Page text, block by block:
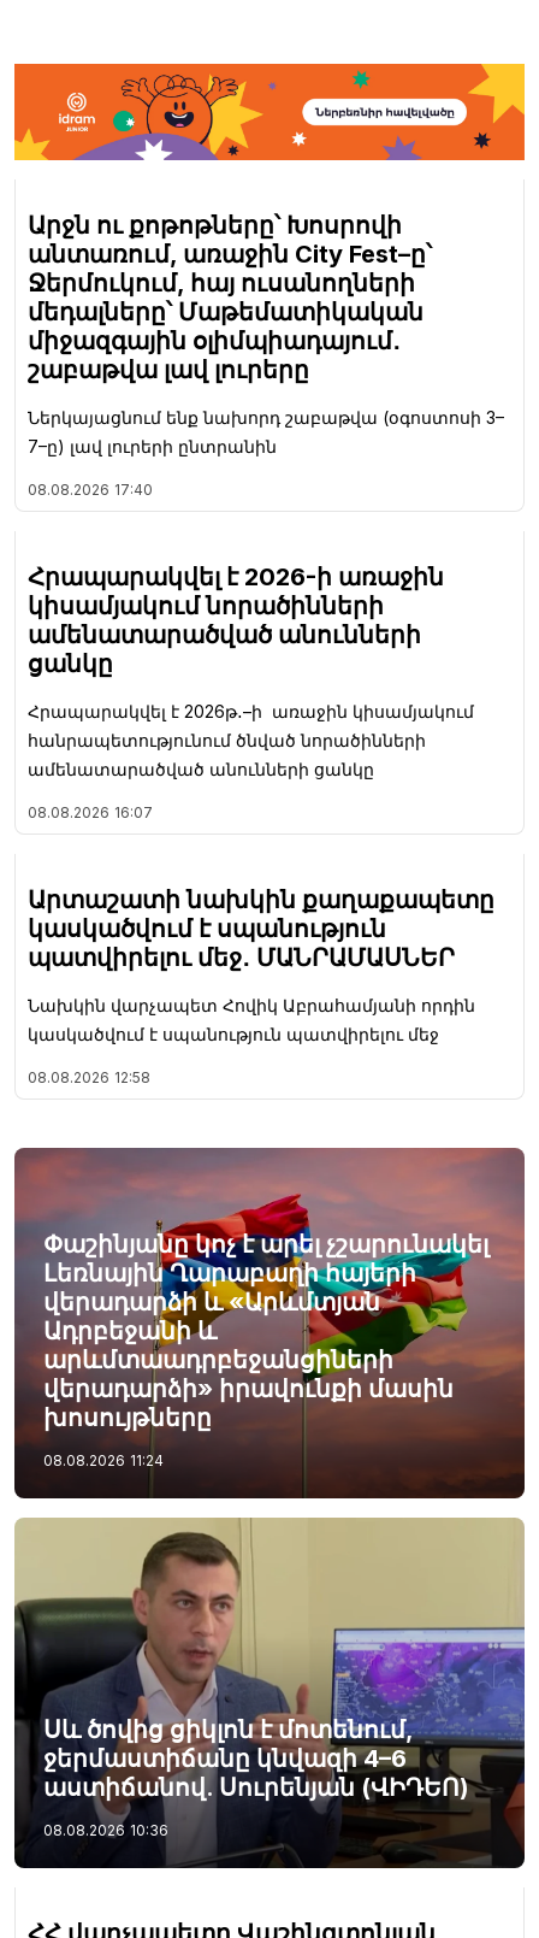
Արջն ու քոթոթները՝ Խոսրովի
անտառում, առաջին City Fest–ը՝
Ջերմուկում, հայ ուսանողների
մեդալները՝ Մաթեմատիկական
միջազգային օլիմպիադայում․
շաբաթվա լավ լուրերը
Ներկայացնում ենք նախորդ շաբաթվա (օգոստոսի 3–
7–ը) լավ լուրերի ընտրանին
08.08.2026 17:40
Հրապարակվել է 2026-ի առաջին
կիսամյակում նորածինների
ամենատարածված անունների
ցանկը
Հրապարակվել է 2026թ․–ի առաջին կիսամյակում
հանրապետությունում ծնված նորածինների
ամենատարածված անունների ցանկը
08.08.2026 16:07
Արտաշատի նախկին քաղաքապետը
կասկածվում է սպանություն
պատվիրելու մեջ․ ՄԱՆՐԱՄԱՍՆԵՐ
Նախկին վարչապետ Հովիկ Աբրահամյանի որդին
կասկածվում է սպանություն պատվիրելու մեջ
08.08.2026 12:58
Փաշինյանը կոչ է արել չշարունակել
Լեռնային Ղարաբաղի հայերի
վերադարձի և «Արևմտյան
Ադրբեջանի և
արևմտաադրբեջանցիների
վերադարձի» իրավունքի մասին
խոսույթները
08.08.2026 11:24
Սև ծովից ցիկլոն է մոտենում,
ջերմաստիճանը կնվազի 4–6
աստիճանով. Սուրենյան (ՎԻԴԵՈ)
08.08.2026 10:36